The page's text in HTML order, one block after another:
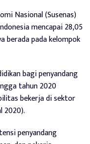
Nasional (Susenas)
mencapai 28,05
berada pada kelompok
bagi penyandang
tahun 2020
bekerja di sektor
2020).
penyandang